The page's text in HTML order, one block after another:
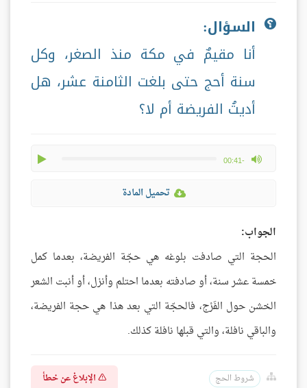
السؤال:
أنا مقيمٌ في مكة منذ الصغر، وكل
سنة أحج حتى بلغت الثامنة عشر، هل
أديتُ الفريضة أم لا؟
-00:41
max volume
تحميل المادة
الجواب:
الحجة التي صادفت بلوغه هي حجّة الفريضة، بعدما كمل
خمسة عشر سنة، أو صادفته بعدما احتلم وأنزل، أو أنبت الشعر
الخشن حول الفَرْج، فالحجّة التي بعد هذا هي حجة الفريضة،
والباقي نافلة، والتي قبلها نافلة كذلك.
شروط الحج الإبلاغ عن خطأ